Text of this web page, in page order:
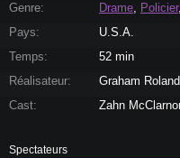
Genre:
Drame, Policier,
Pays:
U.S.A.
Temps:
52 min
Réalisateur:
Graham Roland
Cast:
Zahn
Spectateurs